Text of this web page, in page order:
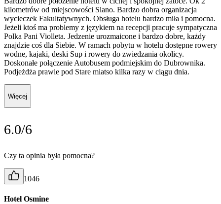
kilometrów od miejscowości Slano. Bardzo dobra organizacja
wycieczek Fakultatywnych. Obsługa hotelu bardzo miła i pomocna.
Jeżeli ktoś ma problemy z językiem na recepcji pracuje sympatyczna
Polka Pani Violleta. Jedzenie urozmaicone i bardzo dobre, każdy
znajdzie coś dla Siebie. W ramach pobytu w hotelu dostępne rowery
wodne, kajaki, deski Sup i rowery do zwiedzania okolicy.
Doskonałe połączenie Autobusem podmiejskim do Dubrownika.
Podjeżdża prawie pod Stare miatso kilka razy w ciągu dnia.
Więcej
6.0/6
Czy ta opinia była pomocna?
1046
Hotel Osmine